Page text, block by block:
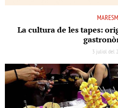
La cultura de les tapes:
3 juliol del